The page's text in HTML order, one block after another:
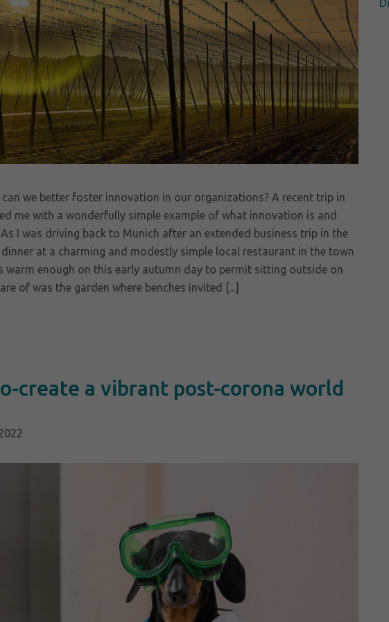
we better foster innovation in our organizations? A recent trip in
me with a wonderfully simple example of what innovation is and
I was driving back to Munich after an extended business trip in the
at a charming and modestly simple local restaurant in the town
warm enough on this early autumn day to permit sitting outside on
of was the garden where benches invited [...]
create a vibrant post-corona world